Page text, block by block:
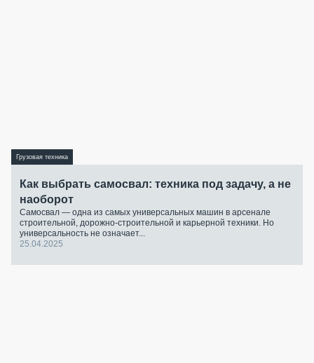
Грузовая техника
Как выбрать самосвал: техника под задачу, а не
наоборот
Самосвал — одна из самых универсальных машин в арсенале
строительной, дорожно-строительной и карьерной техники. Но
универсальность не означает...
25.04.2025